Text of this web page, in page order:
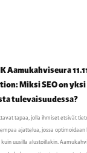
Aamukahviseura
Miksi SEO on
tulevaisuudessa?
tapaa, jolla ihmiset etsivät
ajattelua, jossa
uusilla alustoillakin.